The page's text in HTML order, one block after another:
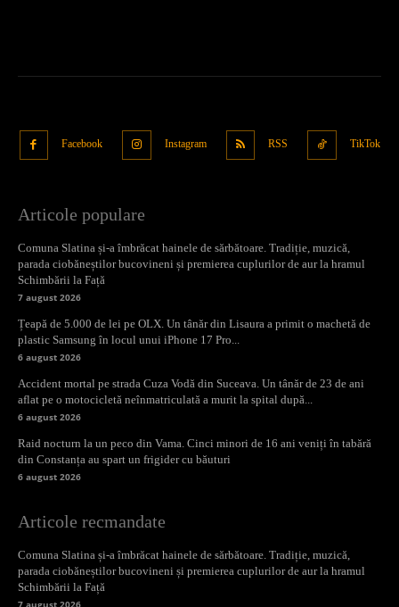
Facebook Instagram RSS TikTok
Articole populare
Comuna Slatina și-a îmbrăcat hainele de sărbătoare. Tradiție, muzică,
parada ciobăneștilor bucovineni și premierea cuplurilor de aur la hramul
Schimbării la Față
7 august 2026
Țeapă de 5.000 de lei pe OLX. Un tânăr din Lisaura a primit o machetă de
plastic Samsung în locul unui iPhone 17 Pro...
6 august 2026
Accident mortal pe strada Cuza Vodă din Suceava. Un tânăr de 23 de ani
aflat pe o motocicletă neînmatriculată a murit la spital după...
6 august 2026
Raid nocturn la un peco din Vama. Cinci minori de 16 ani veniți în tabără
din Constanța au spart un frigider cu băuturi
6 august 2026
Articole recmandate
Comuna Slatina și-a îmbrăcat hainele de sărbătoare. Tradiție, muzică,
parada ciobăneștilor bucovineni și premierea cuplurilor de aur la hramul
Schimbării la Față
7 august 2026